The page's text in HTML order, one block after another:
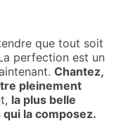
que tout soit
perfection est un
Chantez,
pleinement
la plus belle
qui la composez.